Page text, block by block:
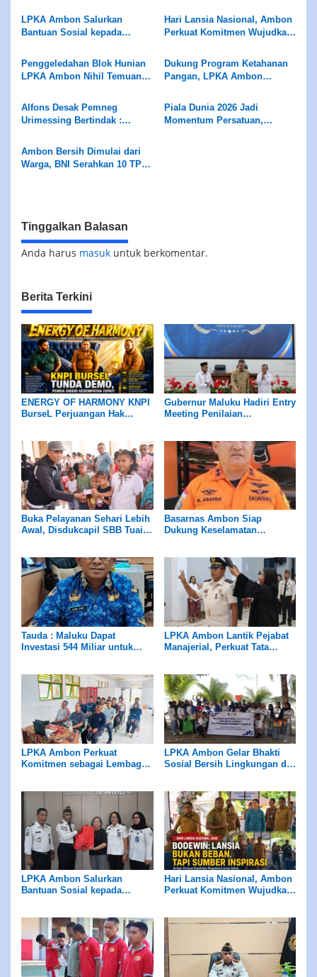
Pengukuran Standar LPKRA
LPKA Ambon Salurkan
Bantuan Sosial kepada
Hari Lansia Nasional, Ambon
Perkuat Komitmen Wujudkan
Penggeledahan Blok Hunian
LPKA Ambon Nihil Temuan
Dukung Program Ketahanan
Pangan, LPKA Ambon
Sayur
Alfons Desak Pemneg
Urimessing Bertindak :
Petuanan Yang Belum Jelas
Piala Dunia 2026 Jadi
Momentum Persatuan,
Ambon Bersih Dimulai dari
Warga, BNI Serahkan 10 TPS
Tinggalkan Balasan
Anda harus masuk untuk berkomentar.
Berita Terkini
ENERGY OF HARMONY KNPI
BurseL Perjuangan Hak
Gubernur Maluku Hadiri Entry
Meeting Penilaian
Buka Pelayanan Sehari Lebih
Awal, Disdukcapil SBB Tuai
Basarnas Ambon Siap
Dukung Keselamatan
Penunjang
Tauda : Maluku Dapat
Investasi 544 Miliar untuk
LPKA Ambon Lantik Pejabat
Manajerial, Perkuat Tata
LPKA Ambon Perkuat
Komitmen sebagai Lembaga
LPKA Ambon Gelar Bhakti
Sosial Bersih Lingkungan di
LPKA Ambon Salurkan
Bantuan Sosial kepada
Hari Lansia Nasional, Ambon
Perkuat Komitmen Wujudkan